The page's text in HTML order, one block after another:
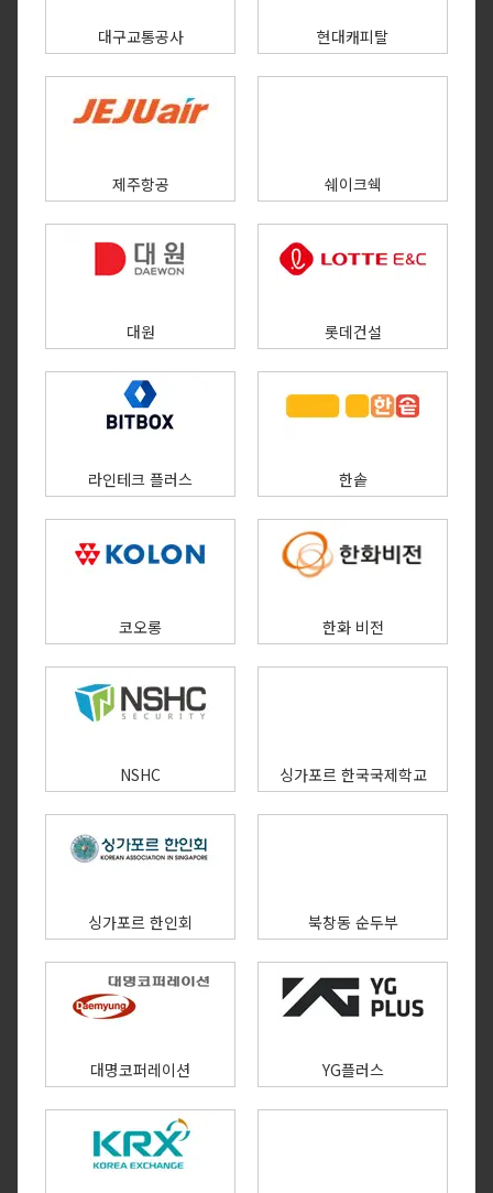
대구교통공사 현대캐피탈
제주항공 쉐이크쉑
대원 롯데건설
라인테크 플러스 한솥
코오롱 한화 비전
NSHC 싱가포르 한국국제학교
싱가포르 한인회 북창동 순두부
대명코퍼레이션 YG플러스